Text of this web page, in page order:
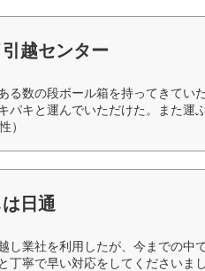
越センター
る数の段ボール箱を持ってきてい
パキと運んでいただけた。また運
）
日通
し業社を利用したが、今までの中
丁寧で早い対応をしてくださいま